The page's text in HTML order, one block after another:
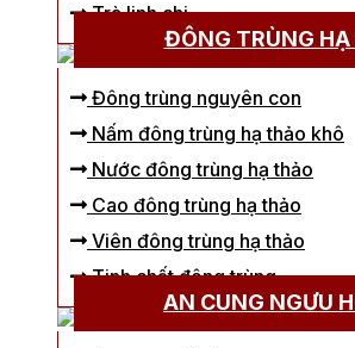
Trà linh chi
ĐÔNG TRÙNG HẠ
Đông trùng nguyên con
Nấm đông trùng hạ thảo khô
Nước đông trùng hạ thảo
Cao đông trùng hạ thảo
Viên đông trùng hạ thảo
Tinh chất đông trùng
AN CUNG NGƯU